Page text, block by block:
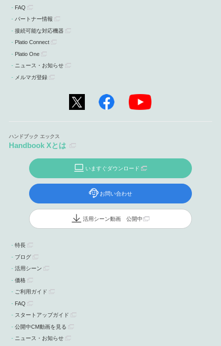
FAQ
パートナー情報
接続可能な対応機器
Platio Connect
Platio One
ニュース・お知らせ
メルマガ登録
Handbook Xとは
いますぐダウンロード
お問い合わせ
活用シーン動画 公開中
特長
ブログ
活用シーン
価格
ご利用ガイド
FAQ
スタートアップガイド
公開中CM動画を見る
ニュース・お知らせ